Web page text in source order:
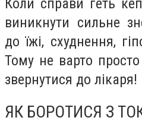
Коли справи геть
виникнути сильне
до їжі, схуднення,
Тому не варто
звернутися до лікаря!
ЯК БОРОТИСЯ З